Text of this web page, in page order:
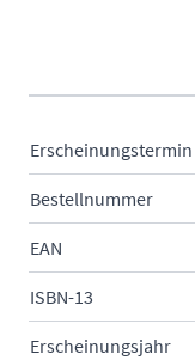
Erscheinungstermin
Bestellnummer
EAN
ISBN-13
Erscheinungsjahr